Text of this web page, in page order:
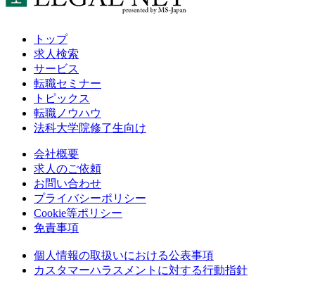
トップ
求人検索
サービス
転職セミナー
トピックス
転職ノウハウ
法科大学院修了生向け
会社概要
求人のご依頼
お問い合わせ
プライバシーポリシー
Cookie等ポリシー
免責事項
個人情報の取扱いにおける公表事項
カスタマーハラスメントに対する行動指針